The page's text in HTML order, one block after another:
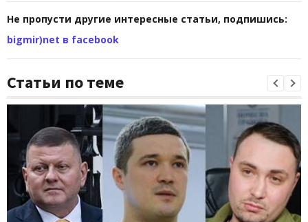
Не пропусти другие интересные статьи, подпишись:
bigmir)net в facebook
Статьи по теме